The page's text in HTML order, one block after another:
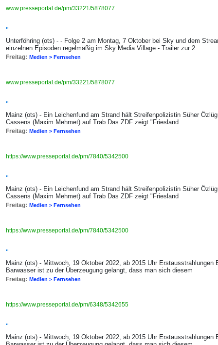
www.presseportal.de/pm/33221/5878077
"
Unterföhring (ots) - - Folge 2 am Montag, 7 Oktober bei Sky und dem
einzelnen Episoden regelmäßig im Sky Media Village - Trailer zur 2
Freitag: Medien > Fernsehen
www.presseportal.de/pm/33221/5878077
"
Mainz (ots) - Ein Leichenfund am Strand hält Streifenpolizistin Süher
Cassens (Maxim Mehmet) auf Trab Das ZDF zeigt "Friesland
Freitag: Medien > Fernsehen
https://www.presseportal.de/pm/7840/5342500
"
Mainz (ots) - Ein Leichenfund am Strand hält Streifenpolizistin Süher
Cassens (Maxim Mehmet) auf Trab Das ZDF zeigt "Friesland
Freitag: Medien > Fernsehen
https://www.presseportal.de/pm/7840/5342500
"
Mainz (ots) - Mittwoch, 19 Oktober 2022, ab 2015 Uhr Erstausstrahlungen
Barwasser ist zu der Überzeugung gelangt, dass man sich diesem
Freitag: Medien > Fernsehen
https://www.presseportal.de/pm/6348/5342655
"
Mainz (ots) - Mittwoch, 19 Oktober 2022, ab 2015 Uhr Erstausstrahlungen